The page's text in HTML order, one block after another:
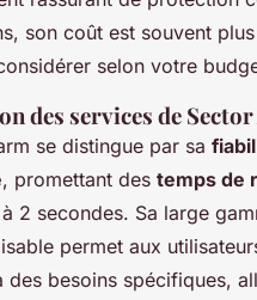
son coût est souvent
selon votre
des services de
se distingue par sa
, promettant des temps de
2 secondes. Sa large
permet aux
des besoins spécifiques,